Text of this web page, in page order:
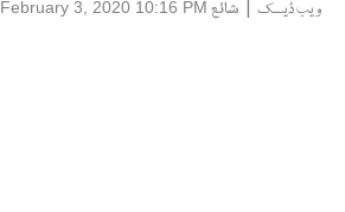
ویب ڈیسک | شائع February 3, 2020 10:16 PM